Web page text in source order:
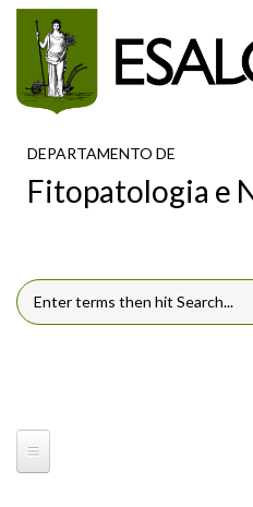
Pular para o conteúdo principal
DEPARTAMENTO DE
Fitopatologia e
FORMULÁRIO